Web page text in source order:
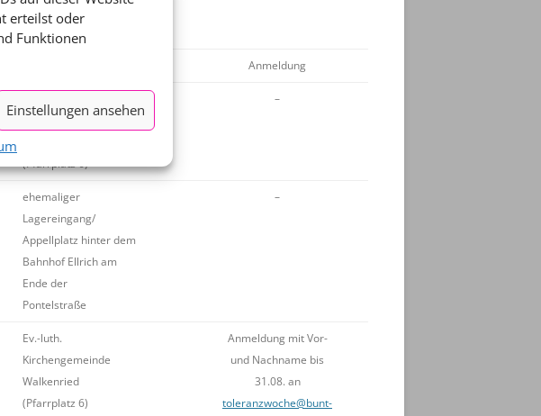
erteilst oder
Funktionen
Einstellungen ansehen
Anmeldung
Kirchengemeinde
(Pfarrplatz 6)
–
ehemaliger
Lagereingang/
Appellplatz hinter dem
Bahnhof Ellrich am
Ende der
Pontelstraße
–
Ev.-luth.
Kirchengemeinde
Walkenried
(Pfarrplatz 6)
Anmeldung mit Vor-
und Nachname bis
31.08. an
toleranzwoche@bunt-